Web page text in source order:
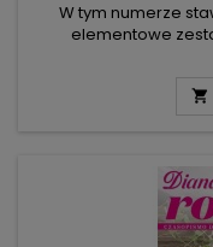
W tym numerze
elementowe
tulipanem, z tym
wysokości. W
